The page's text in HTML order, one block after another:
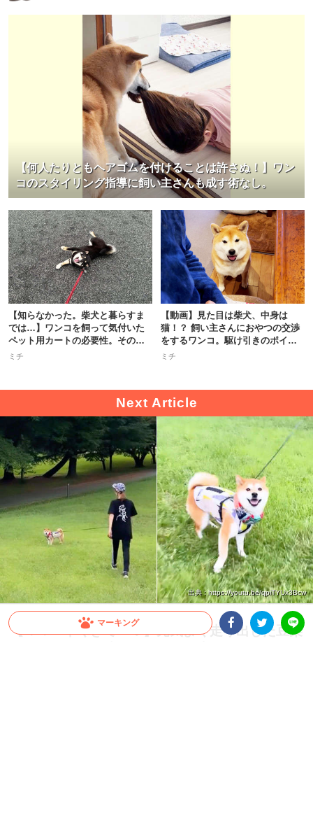
マーキング
【何人たりともヘアゴムを付けることは許さぬ！】ワン
コのスタイリング指導に飼い主さんも成す術なし。
【知らなかった。柴犬と暮らすま
では…】ワンコを飼って気付いた
ペット用カートの必要性。その理
由は…
ミチ
【動画】見た目は柴犬、中身は
猫！？ 飼い主さんにおやつの交渉
をするワンコ。駆け引きのポイン
トは…？
ミチ
出典 : https://youtu.be/qpiTYUx3Bcw
【ママ〜早くきて〜♡】元気よく走り出した豆柴